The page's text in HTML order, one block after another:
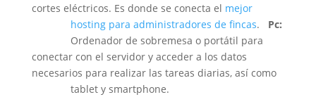
cortes eléctricos. Es donde se conecta el mejor
hosting para administradores de fincas. Pc:
Ordenador de sobremesa o portátil para
conectar con el servidor y acceder a los datos
necesarios para realizar las tareas diarias, así como
tablet y smartphone.